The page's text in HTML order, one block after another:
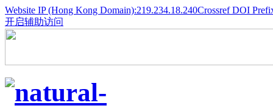
Website IP (Hong Kong Domain):219.234.18.240Crossref DOI
开启辅助访问